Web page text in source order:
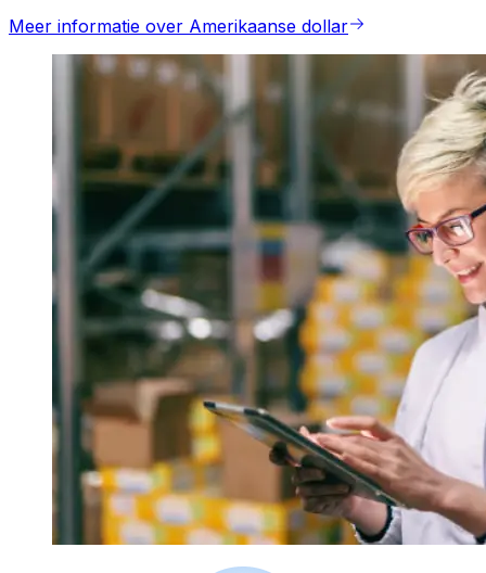
Meer informatie over Amerikaanse dollar